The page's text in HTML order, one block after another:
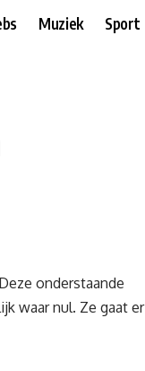
Muziek Sport
onderstaande
waar nul. Ze gaat er